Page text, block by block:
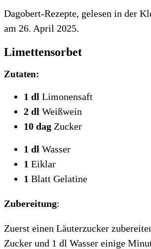
Dagobert-Rezepte, gelesen in der
am 26. April 2025.
Limettensorbet
Zutaten:
1 dl Limonensaft
2 dl Weißwein
10 dag Zucker
1 dl Wasser
1 Eiklar
1 Blatt Gelatine
Zubereitung:
Zuerst einen Läuterzucker
Zucker und 1 dl Wasser einige